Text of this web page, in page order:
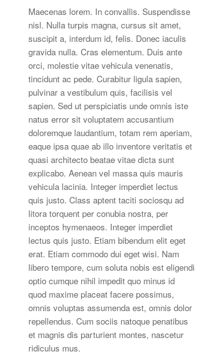
Maecenas lorem. In convallis. Suspendisse
nisl. Nulla turpis magna, cursus sit amet,
suscipit a, interdum id, felis. Donec iaculis
gravida nulla. Cras elementum. Duis ante
orci, molestie vitae vehicula venenatis,
tincidunt ac pede. Curabitur ligula sapien,
pulvinar a vestibulum quis, facilisis vel
sapien. Sed ut perspiciatis unde omnis iste
natus error sit voluptatem accusantium
doloremque laudantium, totam rem aperiam,
eaque ipsa quae ab illo inventore veritatis et
quasi architecto beatae vitae dicta sunt
explicabo. Aenean vel massa quis mauris
vehicula lacinia. Integer imperdiet lectus
quis justo. Class aptent taciti sociosqu ad
litora torquent per conubia nostra, per
inceptos hymenaeos. Integer imperdiet
lectus quis justo. Etiam bibendum elit eget
erat. Etiam commodo dui eget wisi. Nam
libero tempore, cum soluta nobis est eligendi
optio cumque nihil impedit quo minus id
quod maxime placeat facere possimus,
omnis voluptas assumenda est, omnis dolor
repellendus. Cum sociis natoque penatibus
et magnis dis parturient montes, nascetur
ridiculus mus.